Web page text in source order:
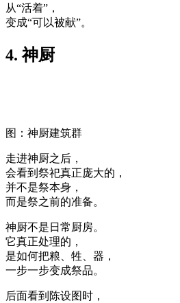
从“活着”，
变成“可以被献”。
4. 神厨
图：神厨建筑群
走进神厨之后，
会看到祭祀真正庞大的，
并不是祭本身，
而是祭之前的准备。
神厨不是日常厨房。
它真正处理的，
是如何把粮、牲、器，
一步一步变成祭品。
后面看到陈设图时，